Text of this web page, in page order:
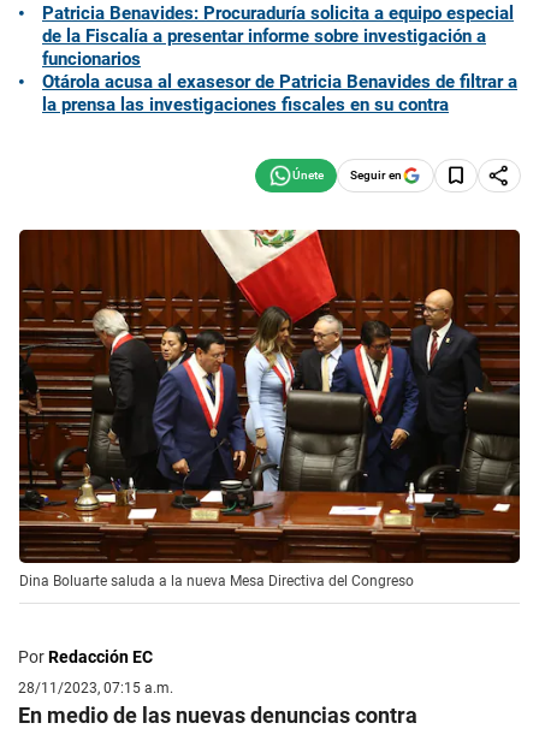
Patricia Benavides: Procuraduría solicita a equipo especial
de la Fiscalía a presentar informe sobre investigación a
funcionarios
Otárola acusa al exasesor de Patricia Benavides de filtrar a
la prensa las investigaciones fiscales en su contra
Seguir en
Dina Boluarte saluda a la nueva Mesa Directiva del Congreso
PorRedacción EC
28/11/2023, 07:15 a.m.
En medio de las nuevas denuncias contra